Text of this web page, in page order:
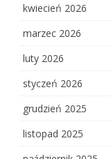
kwiecień 2026
marzec 2026
luty 2026
styczeń 2026
grudzień 2025
listopad 2025